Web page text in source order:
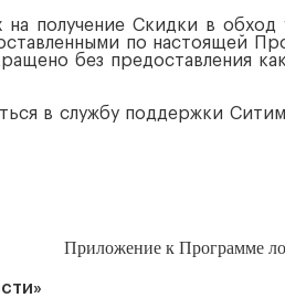
на получение Скидки в обход
по настоящей
без предоставления
в службу поддержки
Приложение к Программе